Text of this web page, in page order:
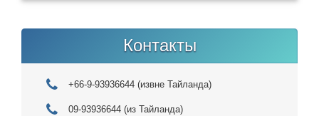
Контакты
+66-9-93936644 (извне Тайланда)
09-93936644 (из Тайланда)